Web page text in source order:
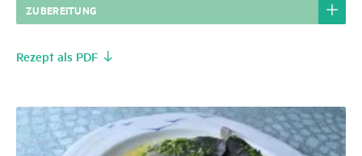
ZUBEREITUNG
Rezept als PDF